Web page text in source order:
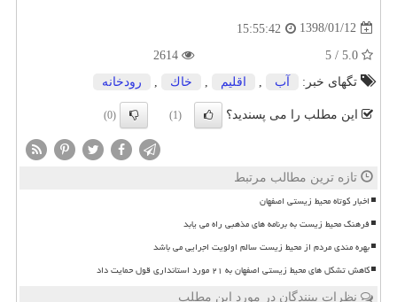
1398/01/12
15:55:42
تگهای خبر:
آب , اقلیم , خاك , رودخانه
این مطلب را می پسندید؟ (1)
(0)
تازه ترین مطالب مرتبط
اخبار کوتاه محیط زیستی اصفهان
فرهنگ محیط زیست به برنامه های مذهبی راه می یابد
بهره مندی مردم از محیط زیست سالم اولویت اجرایی می باشد
کاهش تشکل های محیط زیستی اصفهان به ۲۱ مورد استانداری قول حمایت داد
نظرات بینندگان در مورد این مطلب